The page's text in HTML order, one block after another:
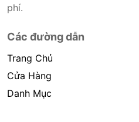
phí.
Các đường dẫn
Trang Chủ
Cửa Hàng
Danh Mục